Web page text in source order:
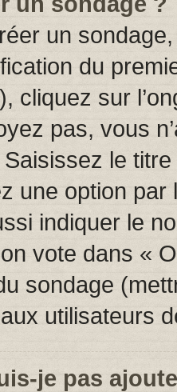
un
du
cliquez sur
pas, vous
le
une option
indiquer le
vote dans «
sondage
utilisateurs
je pas